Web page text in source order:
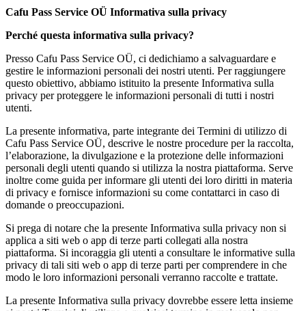
Cafu Pass Service OÜ Informativa sulla privacy
Perché questa informativa sulla privacy?
Presso Cafu Pass Service OÜ, ci dedichiamo a salvaguardare e
gestire le informazioni personali dei nostri utenti. Per raggiungere
questo obiettivo, abbiamo istituito la presente Informativa sulla
privacy per proteggere le informazioni personali di tutti i nostri
utenti.
La presente informativa, parte integrante dei Termini di utilizzo di
Cafu Pass Service OÜ, descrive le nostre procedure per la raccolta,
l’elaborazione, la divulgazione e la protezione delle informazioni
personali degli utenti quando si utilizza la nostra piattaforma. Serve
inoltre come guida per informare gli utenti dei loro diritti in materia
di privacy e fornisce informazioni su come contattarci in caso di
domande o preoccupazioni.
Si prega di notare che la presente Informativa sulla privacy non si
applica a siti web o app di terze parti collegati alla nostra
piattaforma. Si incoraggia gli utenti a consultare le informative sulla
privacy di tali siti web o app di terze parti per comprendere in che
modo le loro informazioni personali verranno raccolte e trattate.
La presente Informativa sulla privacy dovrebbe essere letta insieme